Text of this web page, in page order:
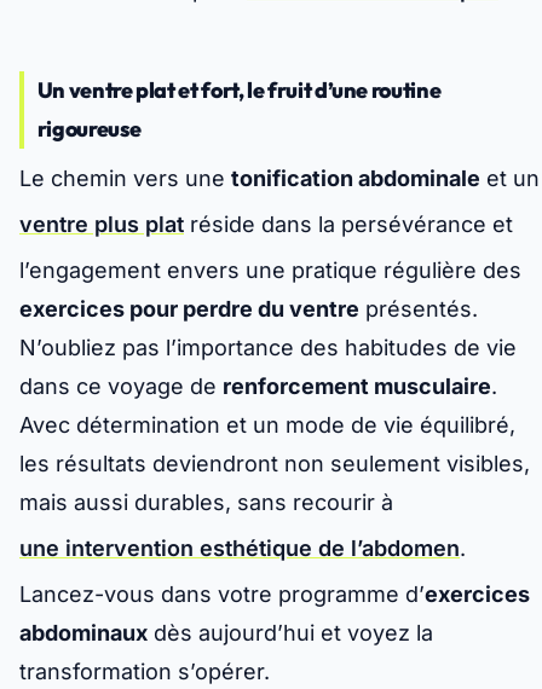
Un ventre plat et fort, le fruit d’une routine
rigoureuse
Le chemin vers une tonification abdominale et un
ventre plus plat réside dans la persévérance et
l’engagement envers une pratique régulière des
exercices pour perdre du ventre présentés.
N’oubliez pas l’importance des habitudes de vie
dans ce voyage de renforcement musculaire.
Avec détermination et un mode de vie équilibré,
les résultats deviendront non seulement visibles,
mais aussi durables, sans recourir à
une intervention esthétique de l’abdomen.
Lancez-vous dans votre programme d’exercices
abdominaux dès aujourd’hui et voyez la
transformation s’opérer.